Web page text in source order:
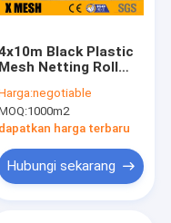
Black Plastic
Mesh Netting Roll
Kota
negotiable
1000m2
dapatkan harga terbaru
Hubungi sekarang